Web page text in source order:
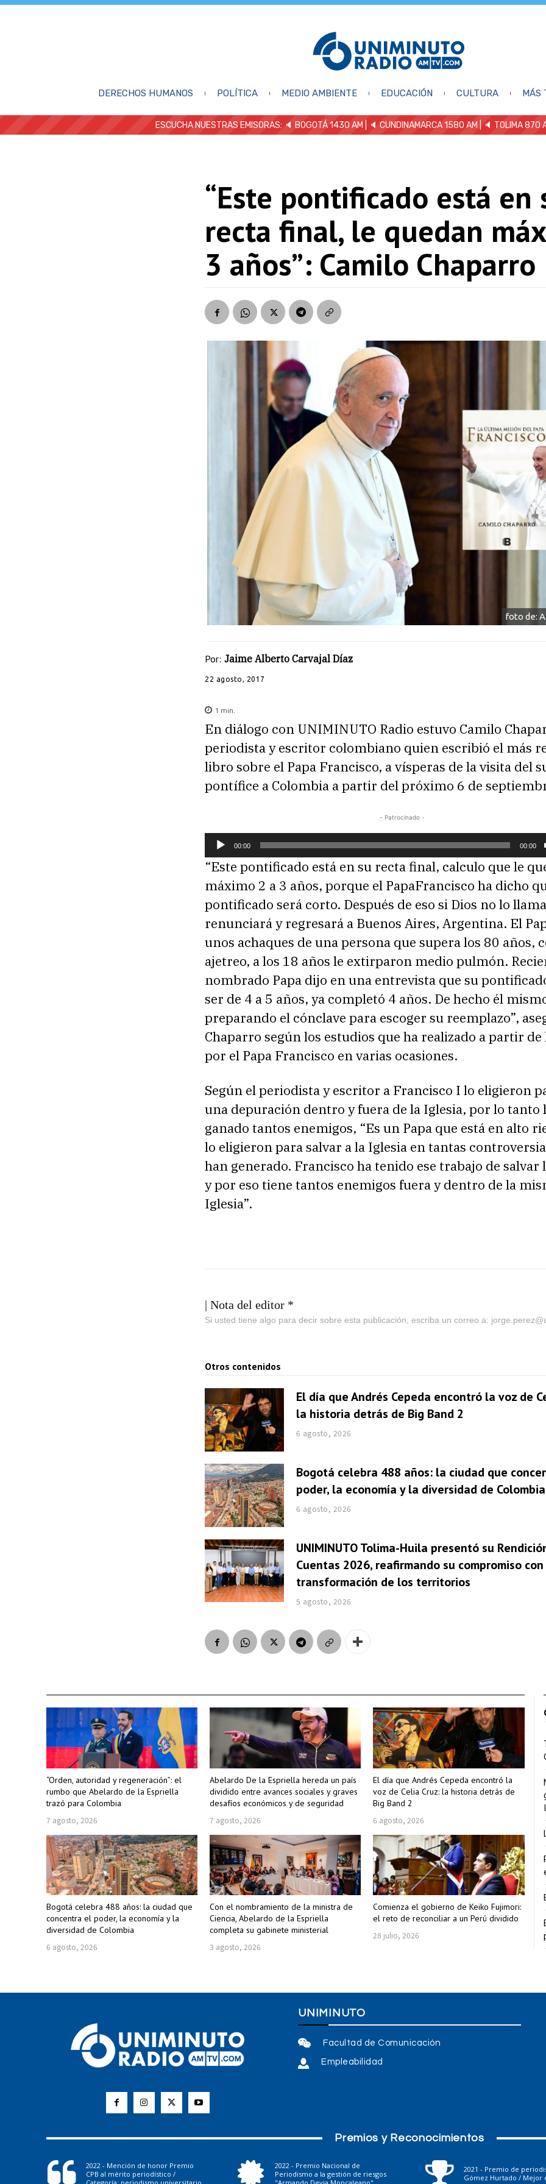
DERECHOS HUMANOS POLÍTICA MEDIO AMBIENTE EDUCACIÓN CULTURA MÁS
ESCUCHA NUESTRAS EMISORAS: 🔈 BOGOTÁ 1430 AM | 🔈 CUNDINAMARCA 1580 AM | 🔈 TOLIMA 870
“Este pontificado está en
recta final, le quedan
3 años”: Camilo Chaparro
foto de:
Por: Jaime Alberto Carvajal Díaz
22 agosto, 2017
1 min.
En diálogo con UNIMINUTO Radio estuvo Camilo
periodista y escritor colombiano quien escribió el más
libro sobre el Papa Francisco, a vísperas de la visita del
pontífice a Colombia a partir del próximo 6 de
- Patrocinado -
e
p
r
o
d
u
c
t
o
r
d
e
a
u
d
i
o
00:00 00:00
“Este pontificado está en su recta final, calculo que le
máximo 2 a 3 años, porque el PapaFrancisco ha dicho
pontificado será corto. Después de eso si Dios no lo
renunciará y regresará a Buenos Aires, Argentina. El
unos achaques de una persona que supera los 80 años,
ajetreo, a los 18 años le extirparon medio pulmón.
nombrado Papa dijo en una entrevista que su
ser de 4 a 5 años, ya completó 4 años. De hecho él
preparando el cónclave para escoger su reemplazo”,
Chaparro según los estudios que ha realizado a partir de
por el Papa Francisco en varias ocasiones.
Según el periodista y escritor a Francisco I lo eligieron
una depuración dentro y fuera de la Iglesia, por lo tanto
ganado tantos enemigos, “Es un Papa que está en alto
lo eligieron para salvar a la Iglesia en tantas
han generado. Francisco ha tenido ese trabajo de salvar
y por eso tiene tantos enemigos fuera y dentro de la
Iglesia”.
| Nota del editor *
Si usted tiene algo para decir sobre esta publicación, escriba un correo a:
Otros contenidos
El día que Andrés Cepeda encontró la voz de
la historia detrás de Big Band 2
6 agosto, 2026
Bogotá celebra 488 años: la ciudad que
poder, la economía y la diversidad de Colombia
6 agosto, 2026
UNIMINUTO Tolima-Huila presentó su
Cuentas 2026, reafirmando su compromiso
transformación de los territorios
5 agosto, 2026
“Orden, autoridad y regeneración”: el
rumbo que Abelardo de la Espriella
trazó para Colombia
7 agosto, 2026
Abelardo De la Espriella hereda un país
dividido entre avances sociales y graves
desafíos económicos y de seguridad
7 agosto, 2026
El día que Andrés Cepeda encontró la
voz de Celia Cruz: la historia detrás de
Big Band 2
6 agosto, 2026
Bogotá celebra 488 años: la ciudad que
concentra el poder, la economía y la
diversidad de Colombia
6 agosto, 2026
Con el nombramiento de la ministra de
Ciencia, Abelardo de la Espriella
completa su gabinete ministerial
3 agosto, 2026
Comienza el gobierno de Keiko Fujimori:
el reto de reconciliar a un Perú dividido
28 julio, 2026
UNIMINUTO
Facultad de Comunicación
Empleabilidad
Premios y Reconocimientos
2022 - Mención de honor Premio
CPB al mérito periodístico /
2022 - Premio Nacional de
Periodismo a la gestión de riesgos
2021 - Premio de
Gómez Hurtado / Mejor